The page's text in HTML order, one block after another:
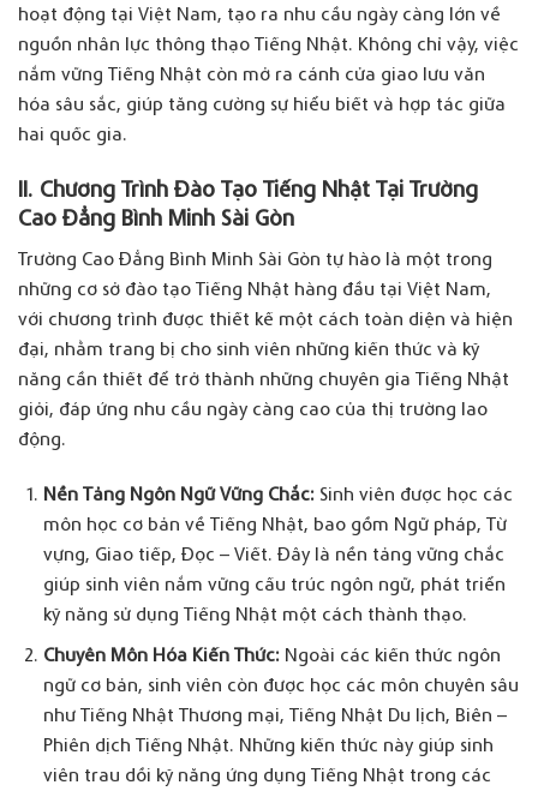
hoạt động tại Việt Nam, tạo ra nhu cầu ngày càng lớn về
nguồn nhân lực thông thạo Tiếng Nhật. Không chỉ vậy, việc
nắm vững Tiếng Nhật còn mở ra cánh cửa giao lưu văn
hóa sâu sắc, giúp tăng cường sự hiểu biết và hợp tác giữa
hai quốc gia.
II. Chương Trình Đào Tạo Tiếng Nhật Tại Trường
Cao Đẳng Bình Minh Sài Gòn
Trường Cao Đẳng Bình Minh Sài Gòn tự hào là một trong
những cơ sở đào tạo Tiếng Nhật hàng đầu tại Việt Nam,
với chương trình được thiết kế một cách toàn diện và hiện
đại, nhằm trang bị cho sinh viên những kiến thức và kỹ
năng cần thiết để trở thành những chuyên gia Tiếng Nhật
giỏi, đáp ứng nhu cầu ngày càng cao của thị trường lao
động.
Nền Tảng Ngôn Ngữ Vững Chắc:Sinh viên được học các
môn học cơ bản về Tiếng Nhật, bao gồm Ngữ pháp, Từ
vựng, Giao tiếp, Đọc – Viết. Đây là nền tảng vững chắc
giúp sinh viên nắm vững cấu trúc ngôn ngữ, phát triển
kỹ năng sử dụng Tiếng Nhật một cách thành thạo.
Chuyên Môn Hóa Kiến Thức:Ngoài các kiến thức ngôn
ngữ cơ bản, sinh viên còn được học các môn chuyên sâu
như Tiếng Nhật Thương mại, Tiếng Nhật Du lịch, Biên –
Phiên dịch Tiếng Nhật. Những kiến thức này giúp sinh
viên trau dồi kỹ năng ứng dụng Tiếng Nhật trong các